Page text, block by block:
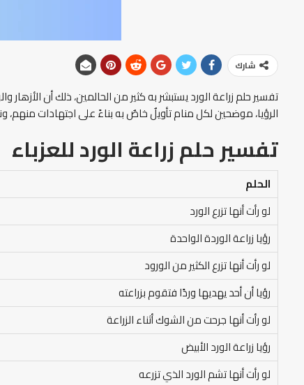
شارك
تفسير حلم زراعة الورد يستبشر به كثير من الحالمين، ذلك أن
الرؤيا، موضحين لكل منام تأويلٌ خاصٌ به بناءً على اجتهادات منهم،
تفسير حلم زراعة الوردللعزباء
الحلم
لو رأت أنها تزرع الورد
رؤيا زراعة الوردة الواحدة
لو رأت أنها تزرع الكثير من الورود
رؤيا أن أحد يهديها وردًا فتقوم بزراعته
لو رأت أنها جرحت من الشوك أثناء الزراعة
رؤيا زراعة الورد الأبيض
لو رأت أنها تشم الورد الذي تزرعه